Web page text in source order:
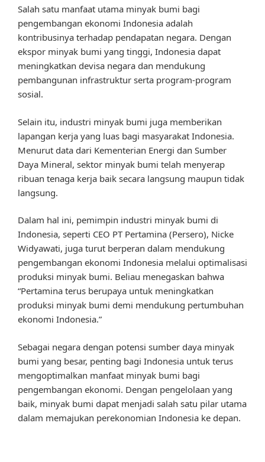
Salah satu manfaat utama minyak bumi bagi
pengembangan ekonomi Indonesia adalah
kontribusinya terhadap pendapatan negara. Dengan
ekspor minyak bumi yang tinggi, Indonesia dapat
meningkatkan devisa negara dan mendukung
pembangunan infrastruktur serta program-program
sosial.
Selain itu, industri minyak bumi juga memberikan
lapangan kerja yang luas bagi masyarakat Indonesia.
Menurut data dari Kementerian Energi dan Sumber
Daya Mineral, sektor minyak bumi telah menyerap
ribuan tenaga kerja baik secara langsung maupun tidak
langsung.
Dalam hal ini, pemimpin industri minyak bumi di
Indonesia, seperti CEO PT Pertamina (Persero), Nicke
Widyawati, juga turut berperan dalam mendukung
pengembangan ekonomi Indonesia melalui optimalisasi
produksi minyak bumi. Beliau menegaskan bahwa
“Pertamina terus berupaya untuk meningkatkan
produksi minyak bumi demi mendukung pertumbuhan
ekonomi Indonesia.”
Sebagai negara dengan potensi sumber daya minyak
bumi yang besar, penting bagi Indonesia untuk terus
mengoptimalkan manfaat minyak bumi bagi
pengembangan ekonomi. Dengan pengelolaan yang
baik, minyak bumi dapat menjadi salah satu pilar utama
dalam memajukan perekonomian Indonesia ke depan.